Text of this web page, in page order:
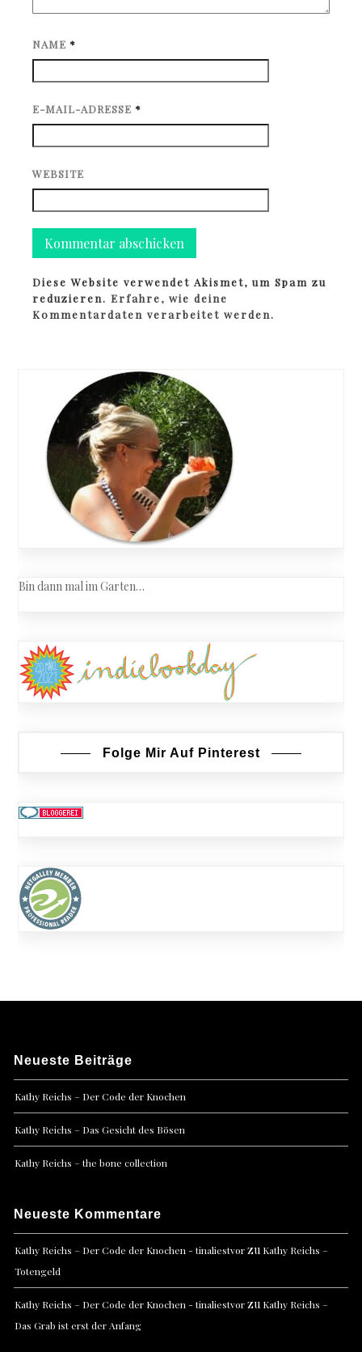
NAME *
E-MAIL-ADRESSE *
WEBSITE
Diese Website verwendet Akismet, um Spam zu
reduzieren.Erfahre, wie deine
Kommentardaten verarbeitet werden.
Bin dann mal im Garten…
Folge Mir Auf Pinterest
Neueste Beiträge
Kathy Reichs – Der Code der Knochen
Kathy Reichs – Das Gesicht des Bösen
Kathy Reichs – the bone collection
Neueste Kommentare
Kathy Reichs – Der Code der Knochen - tinaliestvorzu Kathy Reichs –
Totengeld
Kathy Reichs – Der Code der Knochen - tinaliestvorzu Kathy Reichs –
Das Grab ist erst der Anfang